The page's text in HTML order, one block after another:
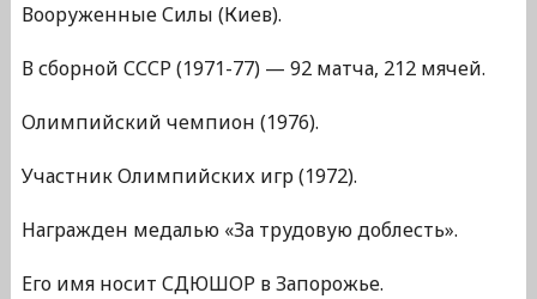
Вооруженные Силы (Киев).
В сборной СССР (1971-77) — 92 матча, 212 мячей.
Олимпийский чемпион (1976).
Участник Олимпийских игр (1972).
Награжден медалью «За трудовую доблесть».
Его имя носит СДЮШОР в Запорожье.